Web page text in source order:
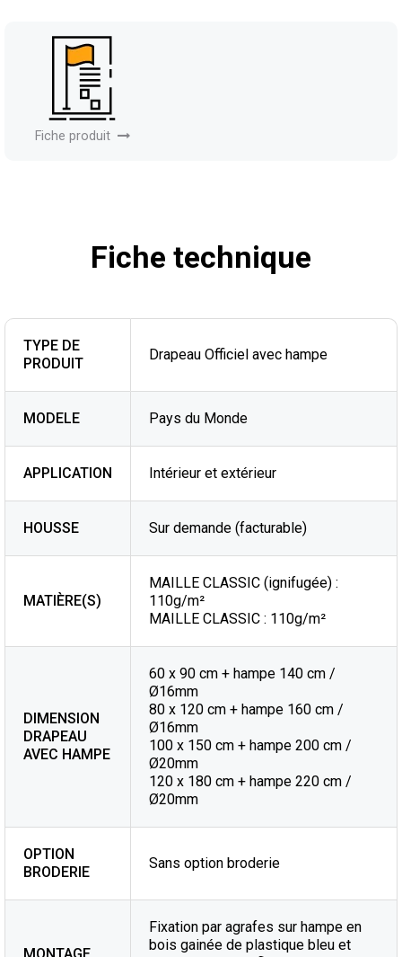
Fiche produit
Fiche technique
TYPE DE
PRODUIT
Drapeau Officiel avec hampe
MODELE Pays du Monde
APPLICATION Intérieur et extérieur
HOUSSE Sur demande (facturable)
MATIÈRE(S)
MAILLE CLASSIC (ignifugée) :
110g/m²
MAILLE CLASSIC : 110g/m²
DIMENSION
DRAPEAU
AVEC HAMPE
60 x 90 cm + hampe 140 cm /
Ø16mm
80 x 120 cm + hampe 160 cm /
Ø16mm
100 x 150 cm + hampe 200 cm /
Ø20mm
120 x 180 cm + hampe 220 cm /
Ø20mm
OPTION
BRODERIE
Sans option broderie
Fixation par agrafes sur hampe en
bois gainée de plastique bleu et